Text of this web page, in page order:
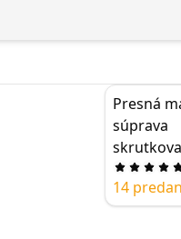
Presná
súprava
Phillips
súprava
14